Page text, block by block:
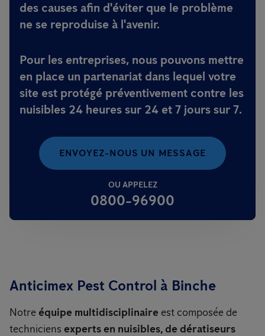
des causes afin d'éviter que le problème
ne se reproduise à l'avenir.
Pour les entreprises, nous pouvons mettre
en place un partenariat dans lequel votre
site est protégé préventivement contre les
nuisibles 24 heures sur 24 et 7 jours sur 7.
ENVOYEZ-NOUS UN MESSAGE
OU APPELEZ
0800-96900
Anticimex Pest Control à Binche
Notre équipe multidisciplinaire est composée de
techniciens experts en nuisibles, de dératiseurs